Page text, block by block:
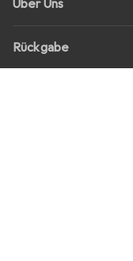
Über Uns
Rückgabe